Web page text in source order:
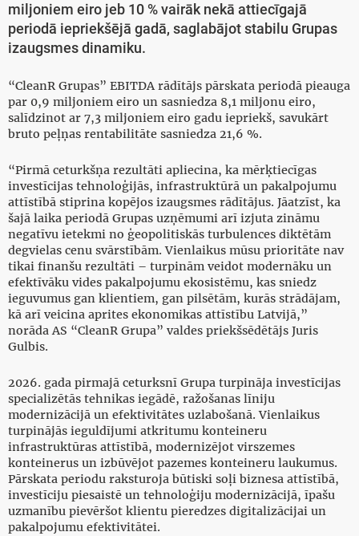
miljoniem eiro jeb 10 % vairāk nekā attiecīgajā
periodā iepriekšējā gadā, saglabājot stabilu Grupas
izaugsmes dinamiku.
“CleanR Grupas” EBITDA rādītājs pārskata periodā pieauga
par 0,9 miljoniem eiro un sasniedza 8,1 miljonu eiro,
salīdzinot ar 7,3 miljoniem eiro gadu iepriekš, savukārt
bruto peļņas rentabilitāte sasniedza 21,6 %.
“Pirmā ceturkšņa rezultāti apliecina, ka mērķtiecīgas
investīcijas tehnoloģijās, infrastruktūrā un pakalpojumu
attīstībā stiprina kopējos izaugsmes rādītājus. Jāatzīst, ka
šajā laika periodā Grupas uzņēmumi arī izjuta zināmu
negatīvu ietekmi no ģeopolitiskās turbulences diktētām
degvielas cenu svārstībām. Vienlaikus mūsu prioritāte nav
tikai finanšu rezultāti – turpinām veidot modernāku un
efektīvāku vides pakalpojumu ekosistēmu, kas sniedz
ieguvumus gan klientiem, gan pilsētām, kurās strādājam,
kā arī veicina aprites ekonomikas attīstību Latvijā,”
norāda AS “CleanR Grupa” valdes priekšsēdētājs Juris
Gulbis.
2026. gada pirmajā ceturksnī Grupa turpināja investīcijas
specializētās tehnikas iegādē, ražošanas līniju
modernizācijā un efektivitātes uzlabošanā. Vienlaikus
turpinājās ieguldījumi atkritumu konteineru
infrastruktūras attīstībā, modernizējot virszemes
konteinerus un izbūvējot pazemes konteineru laukumus.
Pārskata periodu raksturoja būtiski soļi biznesa attīstībā,
investīciju piesaistē un tehnoloģiju modernizācijā, īpašu
uzmanību pievēršot klientu pieredzes digitalizācijai un
pakalpojumu efektivitātei.